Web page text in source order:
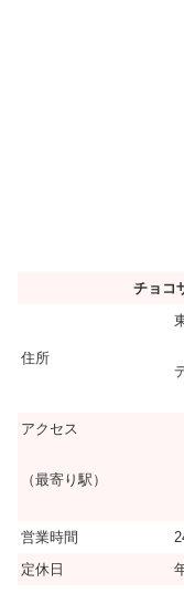
チョコ
住所
アクセス
（最寄り駅）
営業時間
定休日